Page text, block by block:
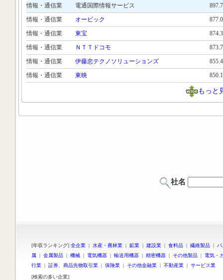
情報・通信業
電通国際情報サービス
情報・通信業
オービック
情報・通信業
東宝
情報・通信業
ＮＴＴドコモ
情報・通信業
伊藤忠テクノソリューションズ
情報・通信業
東映
もっと
社名
[年収ランキング] 全企業 | 水産・農林業 | 鉱業 | 建設業 | 食料品 | 繊維製品 |
属 | 金属製品 | 機械 | 電気機器 | 輸送用機器 | 精密機器 | その他製品 | 電気・
行業 | 証券、商品先物取引業 | 保険業 | その他金融業 | 不動産業 | サービス業
[検索の多い企業]